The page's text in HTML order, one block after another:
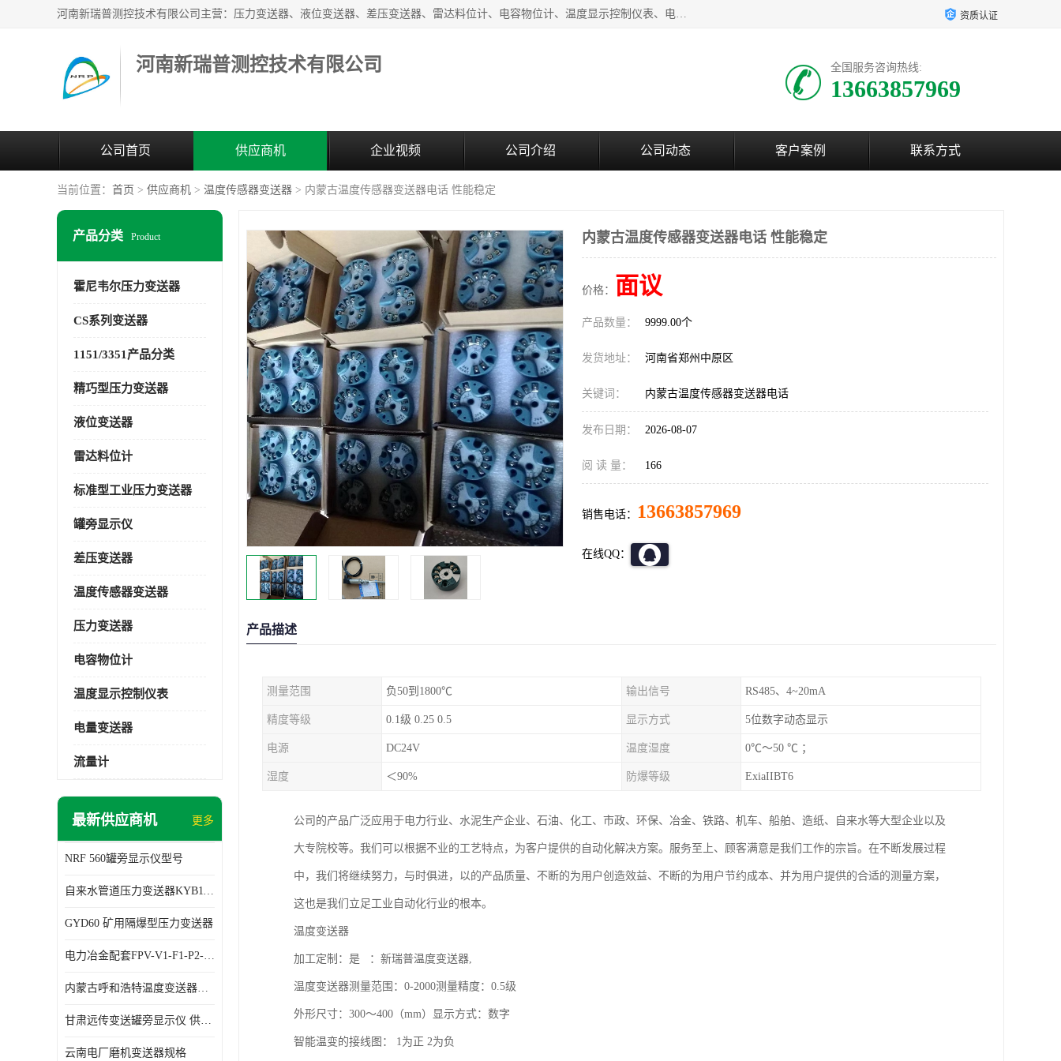
河南新瑞普测控技术有限公司主营：压力变送器、液位变送器、差压变送器、雷达料位计、电容物位计、温度显示控制仪表、电量变送器、流量计、工业自动化系统成套设备。 资质认证
河南新瑞普测控技术有限公司 全国服务咨询热线:
13663857969
公司首页 供应商机 企业视频 公司介绍 公司动态 客户案例 联系方式
当前位置： 首页 > 供应商机 > 温度传感器变送器 > 内蒙古温度传感器变送器电话 性能稳定
产品分类 Product
霍尼韦尔压力变送器
CS系列变送器
1151/3351产品分类
精巧型压力变送器
液位变送器
雷达料位计
标准型工业压力变送器
罐旁显示仪
差压变送器
温度传感器变送器
压力变送器
电容物位计
温度显示控制仪表
电量变送器
流量计
最新供应商机 更多
NRF 560罐旁显示仪型号
自来水管道压力变送器KYB11G03M2型号 使用方便
GYD60 矿用隔爆型压力变送器
电力冶金配套FPV-V1-F1-P2-03电压变送器
内蒙古呼和浩特温度变送器配套罐旁显示仪供应 性能稳定
甘肃远传变送罐旁显示仪 供应及时
云南电厂磨机变送器规格
内蒙古温度传感器变送器电话 性能稳定
价格： 面议
产品数量： 9999.00个
发货地址： 河南省郑州中原区
关键词： 内蒙古温度传感器变送器电话
发布日期： 2026-08-07
阅 读 量： 166
销售电话： 13663857969
在线QQ：
产品描述
测量范围 负50到1800℃ 输出信号 RS485、4~20mA
精度等级 0.1级 0.25 0.5 显示方式 5位数字动态显示
电源 DC24V 温度湿度 0℃～50 ℃ ；
湿度 ＜90% 防爆等级 ExiaIIBT6
公司的产品广泛应用于电力行业、水泥生产企业、石油、化工、市政、环保、冶金、铁路、机车、船舶、造纸、自来水等大型企业以及
大专院校等。我们可以根据不业的工艺特点，为客户提供的自动化解决方案。服务至上、顾客满意是我们工作的宗旨。在不断发展过程
中，我们将继续努力，与时俱进，以的产品质量、不断的为用户创造效益、不断的为用户节约成本、并为用户提供的合适的测量方案，
这也是我们立足工业自动化行业的根本。
温度变送器
加工定制：是 ：新瑞普温度变送器,
温度变送器测量范围：0-2000测量精度：0.5级
外形尺寸：300～400（mm）显示方式：数字
智能温变的接线图： 1为正 2为负